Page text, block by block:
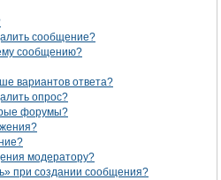
сообщение?
сообщению?
вариантов ответа?
опрос?
форумы?
модератору?
при создании сообщения?